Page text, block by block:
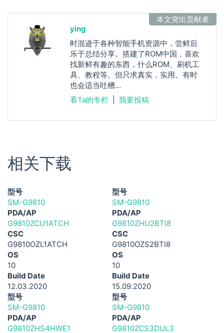
本文突出贡献者
ying
时混迹于各种智能手机资源中，尝鲜后
乐于总结分享。搭建了ROM中国，喜欢
找新鲜有趣的东西，什么ROM、刷机工
具、教程等。但只求真实，实用。有时
也会适当吐槽...
看Ta的专栏
我要投稿
相关下载
型号
SM-G9810
PDA/AP
G9810ZCU1ATCH
CSC
G9810OZL1ATCH
OS
10
Build Date
12.03.2020
型号
SM-G9810
PDA/AP
G9810ZHU2BTI8
CSC
G9810OZS2BTI8
OS
10
Build Date
15.09.2020
型号
SM-G9810
PDA/AP
G9810ZHS4HWE1
型号
SM-G9810
PDA/AP
G9810ZCS3DUL3